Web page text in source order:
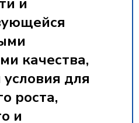
качества,
для
роста,
и